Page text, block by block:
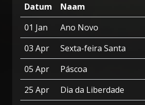
Datum Naam
01 Jan
Ano Novo
03 Apr
Sexta-feira Santa
05 Apr
Páscoa
25 Apr
Dia da Liberdade